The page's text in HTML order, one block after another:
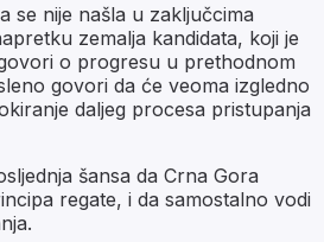
se nije našla u zaključcima
zemalja kandidata, koji je
o progresu u prethodnom
govori da će veoma izgledno
daljeg procesa pristupanja
šansa da Crna Gora
regate, i da samostalno vodi